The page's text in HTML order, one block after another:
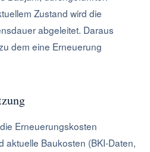
Zustand wird die
abgeleitet. Daraus
dem eine Erneuerung
Erneuerungskosten
aktuelle Baukosten (BKI-Daten,